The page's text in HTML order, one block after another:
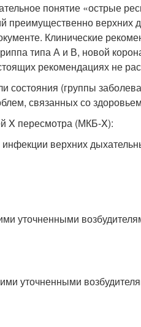
понятие «острые
верхних
Клинические
типа А и В, новой
рекомендациях не
состояния (группы
связанных со здоровьем
X пересмотра (МКБ-X):
верхних
уточненными
уточненными